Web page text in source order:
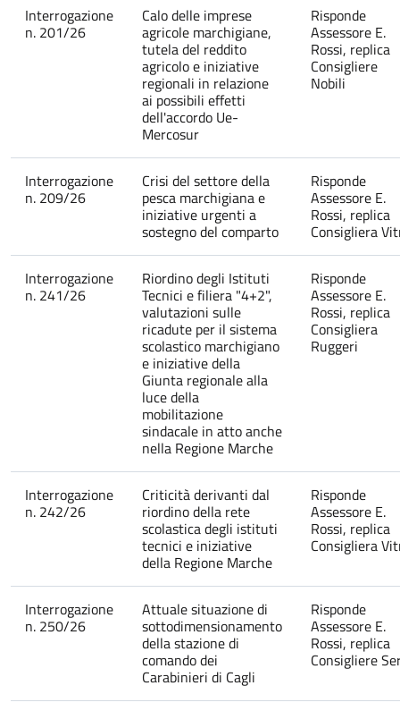
Interrogazione
n. 201/26
Calo delle imprese
agricole marchigiane,
tutela del reddito
agricolo e iniziative
regionali in relazione
ai possibili effetti
dell'accordo Ue-
Mercosur
Risponde
Assessore E.
Rossi, replica
Consigliere
Nobili
Interrogazione
n. 209/26
Crisi del settore della
pesca marchigiana e
iniziative urgenti a
sostegno del comparto
Risponde
Assessore E.
Rossi, replica
Consigliera
Interrogazione
n. 241/26
Riordino degli Istituti
Tecnici e filiera "4+2",
valutazioni sulle
ricadute per il sistema
scolastico marchigiano
e iniziative della
Giunta regionale alla
luce della
mobilitazione
sindacale in atto anche
nella Regione Marche
Risponde
Assessore E.
Rossi, replica
Consigliera
Ruggeri
Interrogazione
n. 242/26
Criticità derivanti dal
riordino della rete
scolastica degli istituti
tecnici e iniziative
della Regione Marche
Risponde
Assessore E.
Rossi, replica
Consigliera
Interrogazione
n. 250/26
Attuale situazione di
sottodimensionamento
della stazione di
comando dei
Carabinieri di Cagli
Risponde
Assessore E.
Rossi, replica
Consigliere